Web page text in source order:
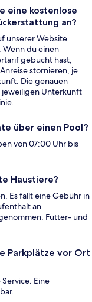
eine kostenlose
an?
unserer Website
du einen
gebucht hast,
stornieren, je
Die genauen
jeweiligen Unterkunft
über einen Pool?
von 07:00 Uhr bis
Haustiere?
Es fällt eine Gebühr in
an.
Futter- und
Parkplätze vor Ort
Eine